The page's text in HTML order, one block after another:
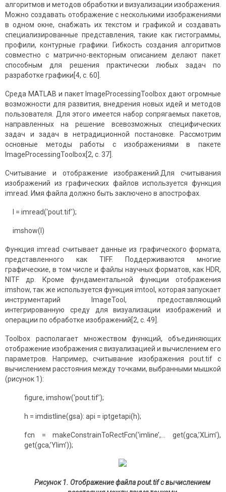
алгоритмов и методов обработки и визуализации изображения.
Можно создавать отображение с несколькими изображениями
в одном окне, снабжать их текстом и графикой и создавать
специализированные представления, такие как гистограммы,
профили, контурные графики. Гибкость создания алгоритмов
совместно с матрично-векторным описанием делают пакет
способным для решения практически любых задач по
разработке графики[4, с. 60].
Среда MATLAB и пакет ImageProcessingToolbox дают огромные
возможности для развития, внедрения новых идей и методов
пользователя. Для этого имеется набор сопрягаемых пакетов,
направленных на решение всевозможных специфических
задач и задач в нетрадиционной постановке. Рассмотрим
основные методы работы с изображениями в пакете
ImageProcessingToolbox[2, с. 37].
Считывание и отображение изображений.Для считывания
изображений из графических файлов используется функция
imread. Имя файла должно быть заключено в апострофах.
I = imread('pout.tif');
imshow(I)
Функция imread считывает данные из графического формата,
представленного как TIFF. Поддерживаются многие
графические, в том числе и файлы научных форматов, как HDR,
NITF др. Кроме фундаментальной функции отображения
imshow, так же используется функция imtool, которая запускает
инструментарий ImageTool, предоставляющий
интегрированную среду для визуализации изображений и
операции по обработке изображений[2, с. 49].
Toolbox располагает множеством функций, объединяющих
отображение изображения с визуализацией и вычислением его
параметров. Например, считывание изображения pout.tif с
вычислением расстояния между точками, выбранными мышкой
(рисунок 1):
figure, imshow(‘pout.tif’);
h = imdistline(gsa): api = iptgetapi(h);
fcn = makeConstrainToRectFcn(‘imline’,… get(gca,’XLim’),
get(gca,’Ylim’));
Рисунок 1. Отображение файлаpout.tifс вычислением